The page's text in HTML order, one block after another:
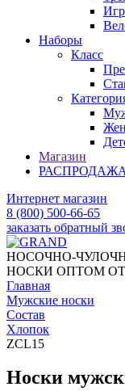
Наборы
Класс
Магазин
РАСПРОДАЖА
Интернет магазин
8 (800) 500-66-65
заказать обратный
НОСОЧНО-
НОСКИ ОПТОМ
Главная
Мужские носки
Состав
Хлопок
ZCL15
Носки